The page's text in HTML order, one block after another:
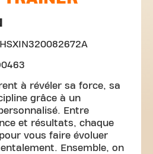
à révéler sa force, sa
grâce à un
Entre
et résultats, chaque
vous faire évoluer
Ensemble, on